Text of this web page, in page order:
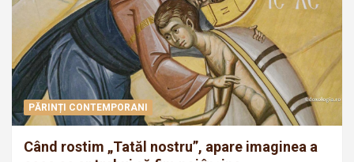
PĂRINȚI CONTEMPORANI
Când rostim „Tatăl nostru”, apare imaginea a